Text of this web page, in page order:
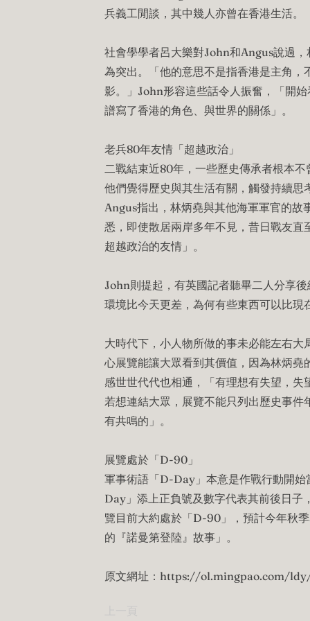
兵義工閒談，其中幾人亦曾在香港生活。
社會學學者呂大樂對John和Angus說過
為突出。「他的意思不是指香港是主角
影。」John形容這些話令人振奮，「開
譜寫了香港的角色、與世界的關係」。
老兵80年友情「超越政治」
二戰結束近80年，一些歷史傳承者根本
他們覺得歷史與其生活有關，觸發持續
Angus指出，林炳堯與其他海軍軍官的故
悉，即使散居兩岸多年不見，昔日戰友
超越政治的友情」。
John則提起，有英國記者聽畢二人分享
環境比今天更差，為何有些東西可以比現
大時代下，小人物所做的事未必能左右
心展覽能讓大眾看到其價值，因為林炳
感世世代代也相通，「有理想有失望，
若想連結大眾，展覽不能只列出歷史事
有共鳴的」。
展覽處於「D-90」
軍事術語「D-Day」本意是作戰行動開
Day」添上正負號及數字代表其前後日
覽目前大約處於「D-90」，預計今年秋
的『諾曼第登陸』故事」。
原文網址： https://ol.mingpao.com/